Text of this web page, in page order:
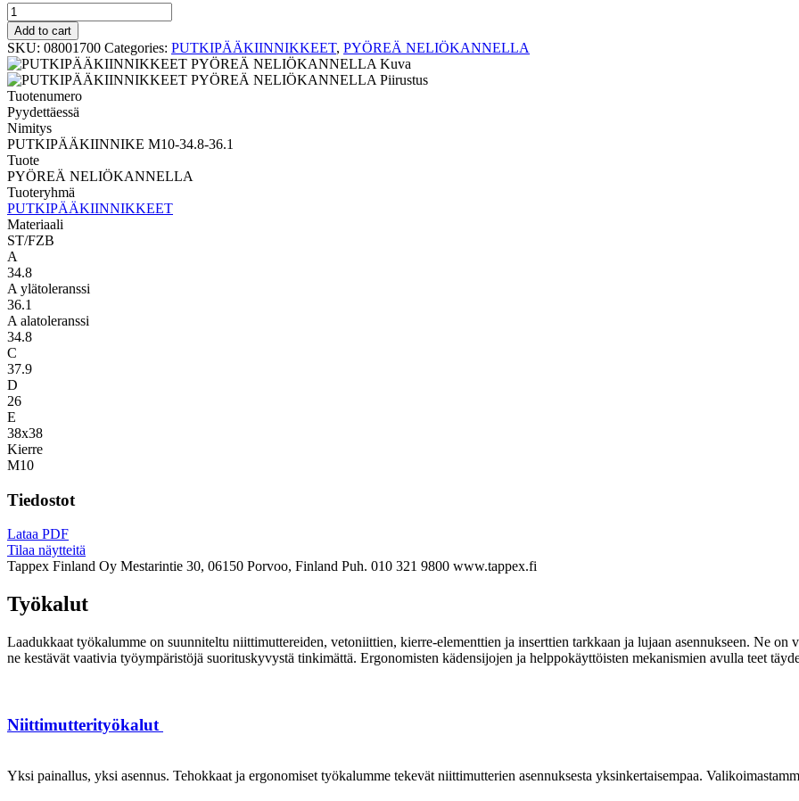
PYÖREÄ
NELIÖKANNELLA
PUTKIPÄÄKIINNIKE
M10-
34.8-
36.1
quantity
Add to cart
SKU: 08001700 Categories: PUTKIPÄÄKIINNIKKEET, PYÖREÄ NELIÖKANNELLA
Tuotenumero
Pyydettäessä
Nimitys
PUTKIPÄÄKIINNIKE M10-34.8-36.1
Tuote
PYÖREÄ NELIÖKANNELLA
Tuoteryhmä
PUTKIPÄÄKIINNIKKEET
Materiaali
ST/FZB
A
34.8
A ylätoleranssi
36.1
A alatoleranssi
34.8
C
37.9
D
26
E
38x38
Kierre
M10
Tiedostot
Lataa PDF
Tilaa näytteitä
Tappex Finland Oy Mestarintie 30, 06150 Porvoo, Finland Puh. 010 321 9800 www.tappex.fi
Työkalut
Laadukkaat työkalumme on suunniteltu niittimuttereiden, vetoniittien, kierre-elementtien ja inserttien tarkkaan ja lujaan asennukseen. Ne on
ne kestävät vaativia työympäristöjä suorituskyvystä tinkimättä. Ergonomisten kädensijojen ja helppokäyttöisten mekanismien avulla teet
Niittimutterityökalut
Yksi painallus, yksi asennus. Tehokkaat ja ergonomiset työkalumme tekevät niittimutterien asennuksesta yksinkertaisempaa.